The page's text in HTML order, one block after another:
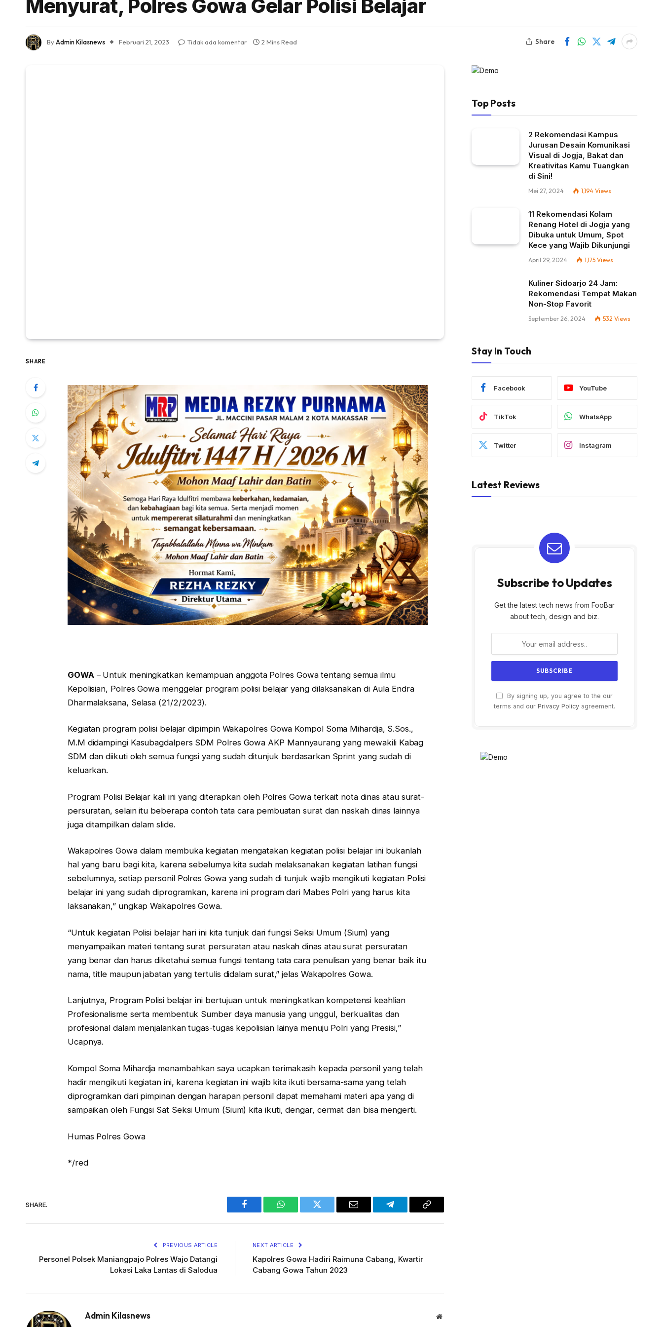
Menyurat, Polres Gowa Gelar Polisi Belajar
ByAdmin Kilasnews Februari 21, 2023 Tidak ada komentar 2 Mins Read Share
SHARE
GOWA – Untuk meningkatkan kemampuan anggota Polres Gowa tentang semua ilmu
Kepolisian, Polres Gowa menggelar program polisi belajar yang dilaksanakan di Aula Endra
Dharmalaksana, Selasa (21/2/2023).
Kegiatan program polisi belajar dipimpin Wakapolres Gowa Kompol Soma Mihardja, S.Sos.,
M.M didampingi Kasubagdalpers SDM Polres Gowa AKP Mannyaurang yang mewakili Kabag
SDM dan diikuti oleh semua fungsi yang sudah ditunjuk berdasarkan Sprint yang sudah di
keluarkan.
Program Polisi Belajar kali ini yang diterapkan oleh Polres Gowa terkait nota dinas atau surat-
persuratan, selain itu beberapa contoh tata cara pembuatan surat dan naskah dinas lainnya
juga ditampilkan dalam slide.
Wakapolres Gowa dalam membuka kegiatan mengatakan kegiatan polisi belajar ini bukanlah
hal yang baru bagi kita, karena sebelumya kita sudah melaksanakan kegiatan latihan fungsi
sebelumnya, setiap personil Polres Gowa yang sudah di tunjuk wajib mengikuti kegiatan Polisi
belajar ini yang sudah diprogramkan, karena ini program dari Mabes Polri yang harus kita
laksanakan,” ungkap Wakapolres Gowa.
“Untuk kegiatan Polisi belajar hari ini kita tunjuk dari fungsi Seksi Umum (Sium) yang
menyampaikan materi tentang surat persuratan atau naskah dinas atau surat persuratan
yang benar dan harus diketahui semua fungsi tentang tata cara penulisan yang benar baik itu
nama, title maupun jabatan yang tertulis didalam surat,” jelas Wakapolres Gowa.
Lanjutnya, Program Polisi belajar ini bertujuan untuk meningkatkan kompetensi keahlian
Profesionalisme serta membentuk Sumber daya manusia yang unggul, berkualitas dan
profesional dalam menjalankan tugas-tugas kepolisian lainya menuju Polri yang Presisi,”
Ucapnya.
Kompol Soma Mihardja menambahkan saya ucapkan terimakasih kepada personil yang telah
hadir mengikuti kegiatan ini, karena kegiatan ini wajib kita ikuti bersama-sama yang telah
diprogramkan dari pimpinan dengan harapan personil dapat memahami materi apa yang di
sampaikan oleh Fungsi Sat Seksi Umum (Sium) kita ikuti, dengar, cermat dan bisa mengerti.
Humas Polres Gowa
*/red
SHARE.
Facebook WhatsAppTwitter Email Telegram Copy
PREVIOUS ARTICLE
Personel Polsek Maniangpajo Polres Wajo Datangi
Lokasi Laka Lantas di Salodua
NEXT ARTICLE
Kapolres Gowa Hadiri Raimuna Cabang, Kwartir
Cabang Gowa Tahun 2023
Admin Kilasnews Website
Top Posts
2 Rekomendasi Kampus
Jurusan Desain Komunikasi
Visual di Jogja, Bakat dan
Kreativitas Kamu Tuangkan
di Sini!
Mei 27, 2024 1,194 Views
11 Rekomendasi Kolam
Renang Hotel di Jogja yang
Dibuka untuk Umum, Spot
Kece yang Wajib Dikunjungi
April 29, 2024 1,175 Views
Kuliner Sidoarjo 24 Jam:
Rekomendasi Tempat Makan
Non-Stop Favorit
September 26, 2024 532 Views
Stay In Touch
Facebook YouTube
TikTok WhatsApp
Twitter Instagram
Latest Reviews
Subscribe to Updates
Get the latest tech news from FooBar
about tech, design and biz.
By signing up, you agree to the our
terms and our Privacy Policy agreement.